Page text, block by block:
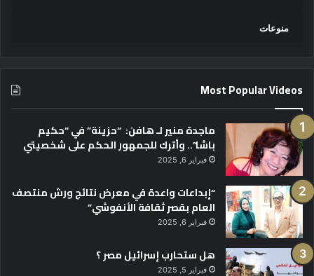
منوعات
Most Popular Videos
ماجدة منير لـ هافن: “حزينة” في “حكيم
باشا”.. وأترك للجمهور الحكم على شخصيتي
فبراير 6, 2025
“إبداعات واعدة في معرض نتائج ورش منتصف
العام بقصر ثقافة الأنفوشي”
فبراير 6, 2025
هل ستحارب إسرائيل مصر ؟
فبراير 5, 2025